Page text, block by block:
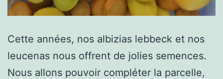
Cette années, nos albizias lebbeck et nos
leucenas nous offrent de jolies semences.
Nous allons pouvoir compléter la parcelle,